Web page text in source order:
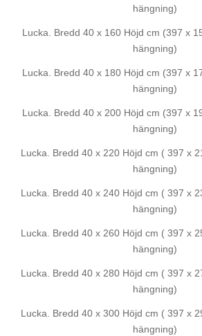
hängning)
Lucka. Bredd 40 x 160 Höjd cm (397 x
hängning)
Lucka. Bredd 40 x 180 Höjd cm (397 x
hängning)
Lucka. Bredd 40 x 200 Höjd cm (397 x
hängning)
Lucka. Bredd 40 x 220 Höjd cm ( 397 x
hängning)
Lucka. Bredd 40 x 240 Höjd cm ( 397 x
hängning)
Lucka. Bredd 40 x 260 Höjd cm ( 397 x
hängning)
Lucka. Bredd 40 x 280 Höjd cm ( 397 x
hängning)
Lucka. Bredd 40 x 300 Höjd cm ( 397 x
hängning)